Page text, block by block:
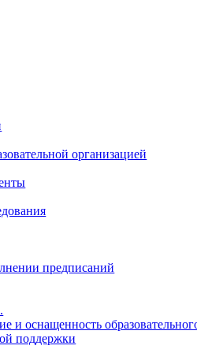
организацией
предписаний
и оснащенность
поддержки